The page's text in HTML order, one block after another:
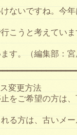
ないですね。今
こうと考えてい
す。（編集部：
変更方法
をご希望の方は
る方は、古いメ